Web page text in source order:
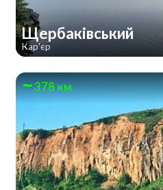
Щербаківський
Кар'єр
378 км